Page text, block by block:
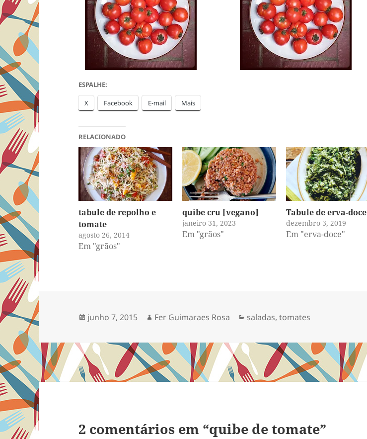
ESPALHE:
X Facebook E-mail Mais
RELACIONADO
tabule de repolho e
tomate
agosto 26, 2014
Em "grãos"
quibe cru [vegano]
janeiro 31, 2023
Em "grãos"
Tabule de erva-doce
dezembro 3, 2019
Em "erva-doce"
Publicado
junho 7, 2015 Autor
Fer Guimaraes Rosa Categorias
saladas,tomates
2 comentários em “quibe de tomate”